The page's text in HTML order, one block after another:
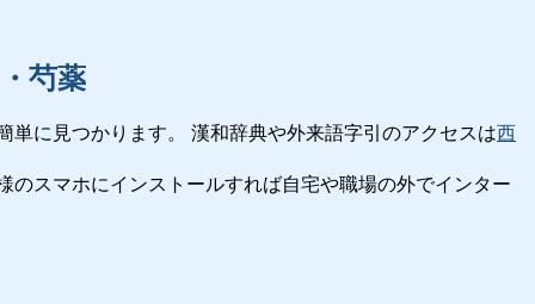
芍薬
に見つかります。 漢和辞典や外来語字引のアクセスは西
のスマホにインストールすれば自宅や職場の外でインター